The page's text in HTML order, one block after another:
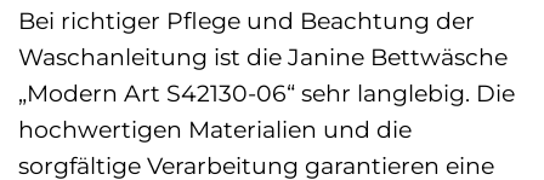
Bei richtiger Pflege und Beachtung der
Waschanleitung ist die Janine Bettwäsche
„Modern Art S42130-06“ sehr langlebig. Die
hochwertigen Materialien und die
sorgfältige Verarbeitung garantieren eine